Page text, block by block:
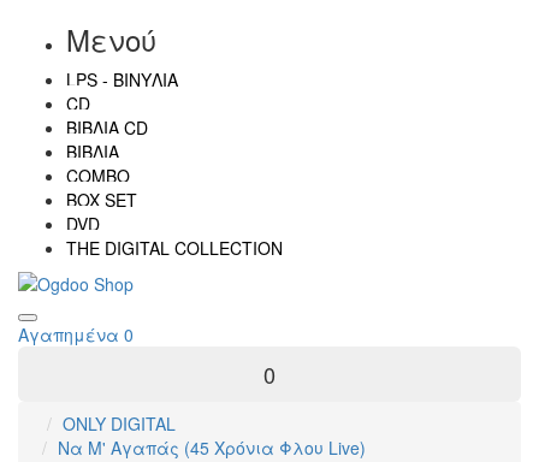
Μενού
LPS - ΒΙΝΎΛΙΑ
CD
ΒΙΒΛΊΑ CD
ΒΙΒΛΊΑ
COMBO
BOX SET
DVD
THE DIGITAL COLLECTION
Αγαπημένα 0
0
ONLY DIGITAL
Να Μ' Αγαπάς (45 Χρόνια Φλου Live)